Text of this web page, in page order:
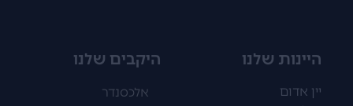
היינות שלנו
יין אדום
היקבים שלנו
אלכסנדר